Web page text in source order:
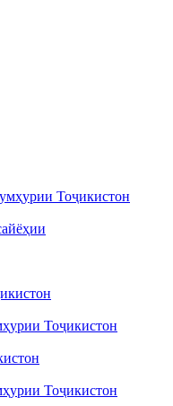
Тоҷикистон
Тоҷикистон
Тоҷикистон